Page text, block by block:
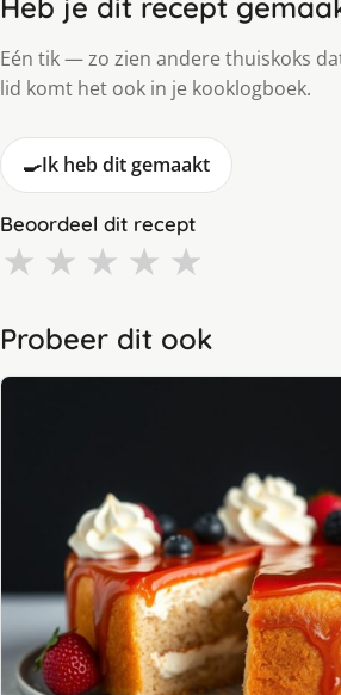
Heb je dit recept
Eén tik — zo zien andere thuiskoks
lid komt het ook in je kooklogboek.
🍳Ik heb dit gemaakt
Beoordeel dit recept
★ ★ ★ ★ ★
Probeer dit ook